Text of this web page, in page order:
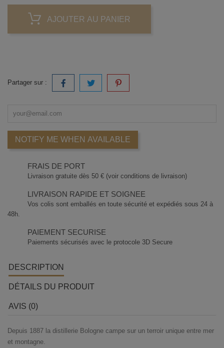
AJOUTER AU PANIER
Partager sur :
NOTIFY ME WHEN AVAILABLE
FRAIS DE PORT
Livraison gratuite dès 50 € (voir conditions de livraison)
LIVRAISON RAPIDE ET SOIGNEE
Vos colis sont emballés en toute sécurité et expédiés sous 24 à
48h.
PAIEMENT SECURISE
Paiements sécurisés avec le protocole 3D Secure
DESCRIPTION
DÉTAILS DU PRODUIT
AVIS (0)
Depuis 1887 la distillerie Bologne campe sur un terroir unique entre mer
et montagne.